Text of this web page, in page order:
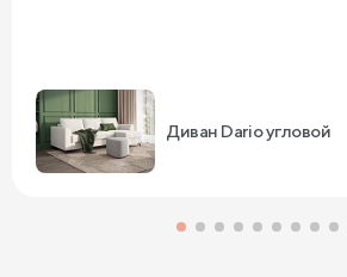
Диван Dario угловой